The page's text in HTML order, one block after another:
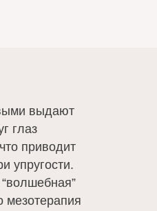
выдают
глаз
приводит
упругости.
мезотерапия